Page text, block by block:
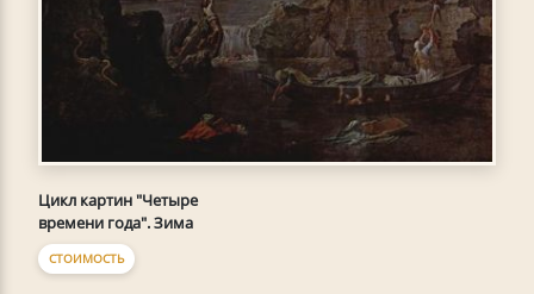
Цикл картин "Четыре
времени года". Зима
СТОИМОСТЬ